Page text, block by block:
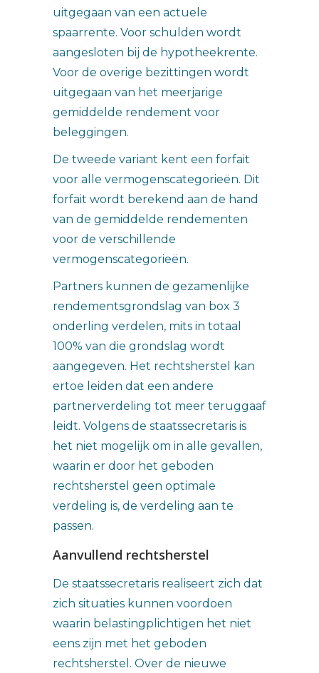
uitgegaan van een actuele
spaarrente. Voor schulden wordt
aangesloten bij de hypotheekrente.
Voor de overige bezittingen wordt
uitgegaan van het meerjarige
gemiddelde rendement voor
beleggingen.
De tweede variant kent een forfait
voor alle vermogenscategorieën. Dit
forfait wordt berekend aan de hand
van de gemiddelde rendementen
voor de verschillende
vermogenscategorieën.
Partners kunnen de gezamenlijke
rendementsgrondslag van box 3
onderling verdelen, mits in totaal
100% van die grondslag wordt
aangegeven. Het rechtsherstel kan
ertoe leiden dat een andere
partnerverdeling tot meer teruggaaf
leidt. Volgens de staatssecretaris is
het niet mogelijk om in alle gevallen,
waarin er door het geboden
rechtsherstel geen optimale
verdeling is, de verdeling aan te
passen.
Aanvullend rechtsherstel
De staatssecretaris realiseert zich dat
zich situaties kunnen voordoen
waarin belastingplichtigen het niet
eens zijn met het geboden
rechtsherstel. Over de nieuwe